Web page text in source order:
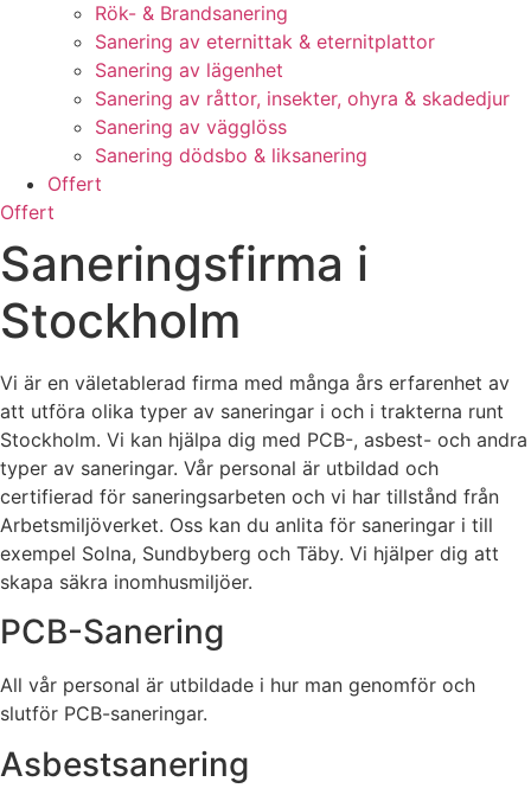
Rök- & Brandsanering
Sanering av eternittak & eternitplattor
Sanering av lägenhet
Sanering av råttor, insekter, ohyra & skadedjur
Sanering av vägglöss
Sanering dödsbo & liksanering
Offert
Offert
Saneringsfirma i
Stockholm
Vi är en väletablerad firma med många års erfarenhet av
att utföra olika typer av saneringar i och i trakterna runt
Stockholm. Vi kan hjälpa dig med PCB-, asbest- och andra
typer av saneringar. Vår personal är utbildad och
certifierad för saneringsarbeten och vi har tillstånd från
Arbetsmiljöverket. Oss kan du anlita för saneringar i till
exempel Solna, Sundbyberg och Täby. Vi hjälper dig att
skapa säkra inomhusmiljöer.
PCB-Sanering
All vår personal är utbildade i hur man genomför och
slutför PCB-saneringar.
Asbestsanering